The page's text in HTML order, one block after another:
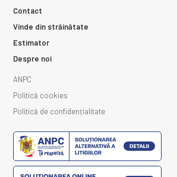
Contact
Vinde din străinătate
Estimator
Despre noi
ANPC
Politică cookies
Politică de confidențialitate